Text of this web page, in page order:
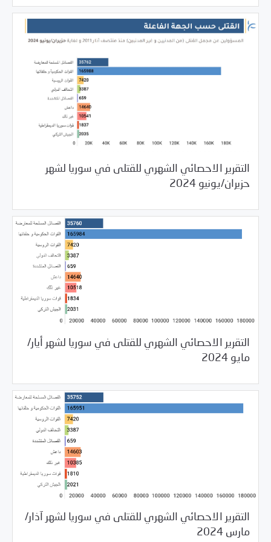
التقرير الاحصائي الشهري للقتلى في سوريا لشهر
حزيران/يونيو 2024
10/09/2024 مرصد الانتهاكات
التقرير الاحصائي الشهري للقتلى في سوريا لشهر أيار/
مايو 2024
07/09/2024
Uncategorized
/مرصد الانتهاكات
التقرير الاحصائي الشهري للقتلى في سوريا لشهر آذار/
مارس 2024
04/18/2024 مرصد الانتهاكات